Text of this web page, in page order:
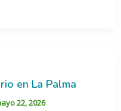
en La Palma
22, 2026